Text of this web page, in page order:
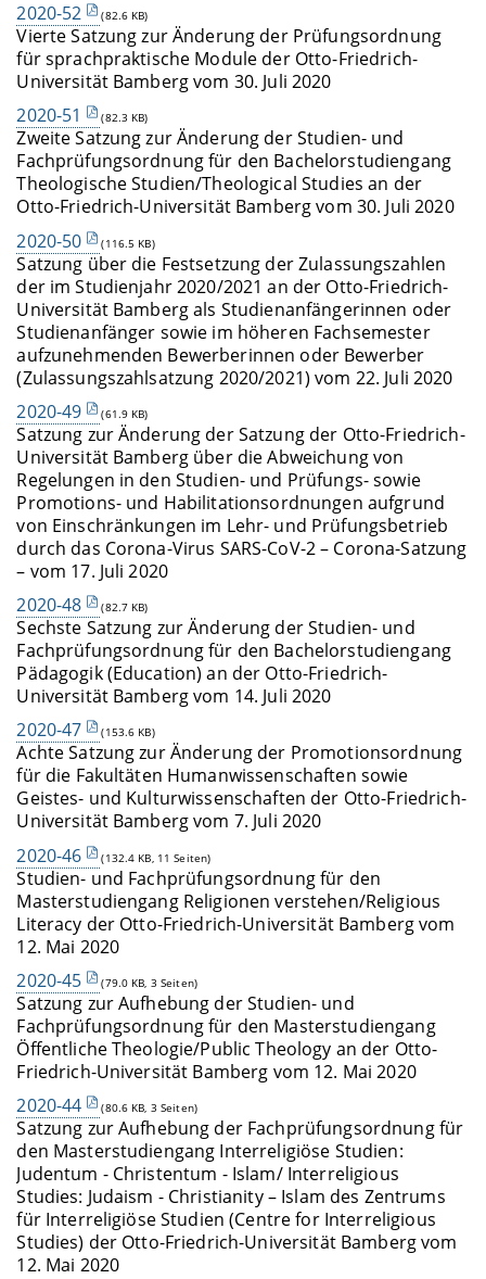
2020-52
(82.6 KB)
Vierte Satzung zur Änderung der Prüfungsordnung
für sprachpraktische Module der Otto-Friedrich-
Universität Bamberg vom 30. Juli 2020
2020-51
(82.3 KB)
Zweite Satzung zur Änderung der Studien- und
Fachprüfungsordnung für den Bachelorstudiengang
Theologische Studien/Theological Studies an der
Otto-Friedrich-Universität Bamberg vom 30. Juli 2020
2020-50
(116.5 KB)
Satzung über die Festsetzung der Zulassungszahlen
der im Studienjahr 2020/2021 an der Otto-Friedrich-
Universität Bamberg als Studienanfängerinnen oder
Studienanfänger sowie im höheren Fachsemester
aufzunehmenden Bewerberinnen oder Bewerber
(Zulassungszahlsatzung 2020/2021) vom 22. Juli 2020
2020-49
(61.9 KB)
Satzung zur Änderung der Satzung der Otto-Friedrich-
Universität Bamberg über die Abweichung von
Regelungen in den Studien- und Prüfungs- sowie
Promotions- und Habilitationsordnungen aufgrund
von Einschränkungen im Lehr- und Prüfungsbetrieb
durch das Corona-Virus SARS-CoV-2 – Corona-Satzung
– vom 17. Juli 2020
2020-48
(82.7 KB)
Sechste Satzung zur Änderung der Studien- und
Fachprüfungsordnung für den Bachelorstudiengang
Pädagogik (Education) an der Otto-Friedrich-
Universität Bamberg vom 14. Juli 2020
2020-47
(153.6 KB)
Achte Satzung zur Änderung der Promotionsordnung
für die Fakultäten Humanwissenschaften sowie
Geistes- und Kulturwissenschaften der Otto-Friedrich-
Universität Bamberg vom 7. Juli 2020
2020-46
(132.4 KB, 11 Seiten)
Studien- und Fachprüfungsordnung für den
Masterstudiengang Religionen verstehen/Religious
Literacy der Otto-Friedrich-Universität Bamberg vom
12. Mai 2020
2020-45
(79.0 KB, 3 Seiten)
Satzung zur Aufhebung der Studien- und
Fachprüfungsordnung für den Masterstudiengang
Öffentliche Theologie/Public Theology an der Otto-
Friedrich-Universität Bamberg vom 12. Mai 2020
2020-44
(80.6 KB, 3 Seiten)
Satzung zur Aufhebung der Fachprüfungsordnung für
den Masterstudiengang Interreligiöse Studien:
Judentum - Christentum - Islam/ Interreligious
Studies: Judaism - Christianity – Islam des Zentrums
für Interreligiöse Studien (Centre for Interreligious
Studies) der Otto-Friedrich-Universität Bamberg vom
12. Mai 2020